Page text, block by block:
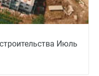
Июль